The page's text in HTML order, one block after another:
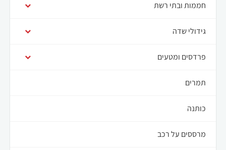
חממות ובתי רשת
גידולי שדה
פרדסים ומטעים
תמרים
כותנה
מרססים על רכב